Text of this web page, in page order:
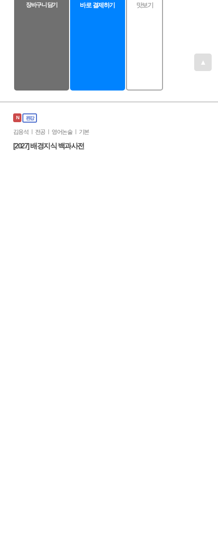
▲
장바구니 담기 바로 결제하기 맛보기
N 완강
김응석 ㅣ 전공 ㅣ 영어논술 ㅣ 기본
[2027] 배경지식 백과사전